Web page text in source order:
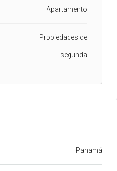
Apartamento
Propiedades de
segunda
Panamá